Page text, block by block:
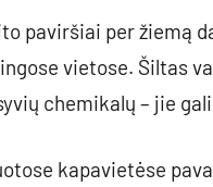
paviršiai per žiemą
vietose. Šiltas
chemikalų – jie
kapavietėse